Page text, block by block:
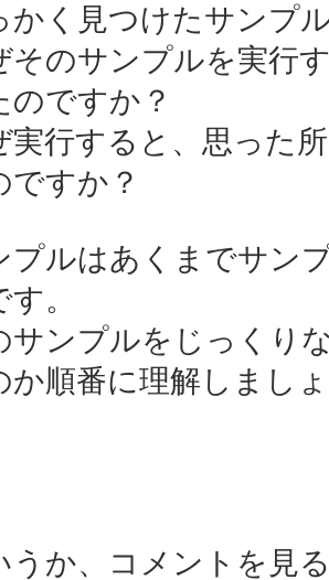
かく見つけたサンプ
そのサンプルを実行
のですか？
実行すると、思った
ですか？
プルはあくまでサン
。
サンプルをじっくり
か順番に理解しまし
うか、コメントを見